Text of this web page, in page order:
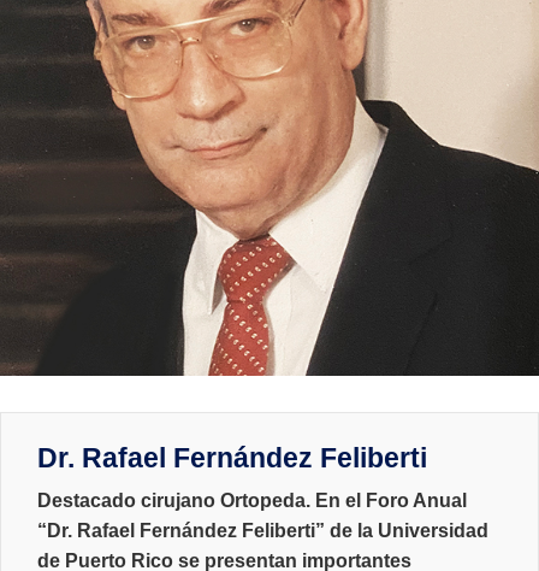
Dr. Rafael Fernández Feliberti
Destacado cirujano Ortopeda. En el Foro Anual
“Dr. Rafael Fernández Feliberti” de la Universidad
de Puerto Rico se presentan importantes